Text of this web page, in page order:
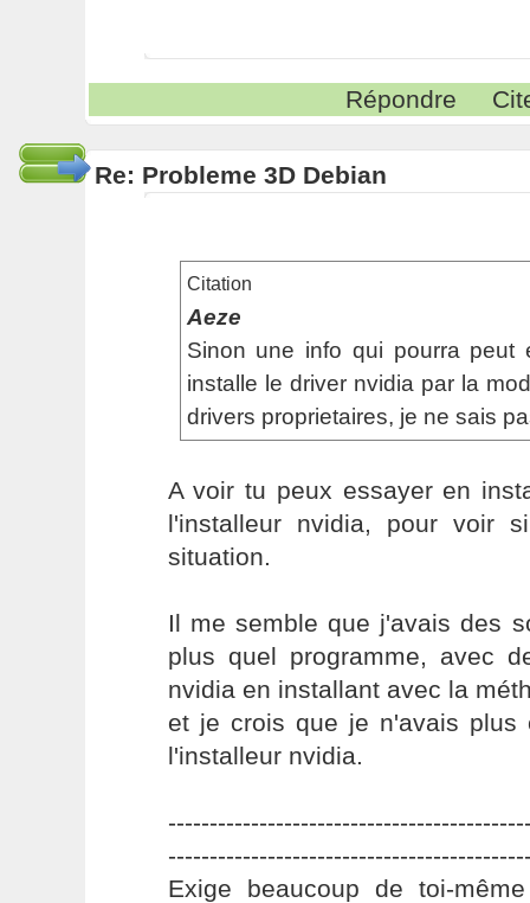
Répondre
Re: Probleme 3D Debian
Citation
Aeze
Sinon une info qui pourra peut
installe le driver nvidia par la
drivers proprietaires, je ne sais
A voir tu peux essayer en
l'installeur nvidia, pour voir
situation.
Il me semble que j'avais des
plus quel programme, avec
nvidia en installant avec la
et je crois que je n'avais plus
l'installeur nvidia.
Exige beaucoup de toi-